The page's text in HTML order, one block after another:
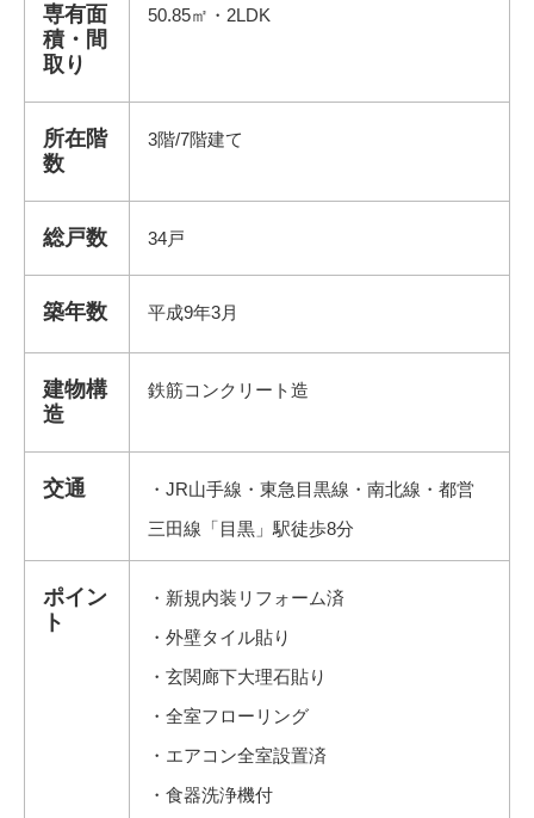
専有面
積・間
取り
50.85㎡・2LDK
所在階
数
3階/7階建て
総戸数 34戸
築年数 平成9年3月
建物構
造
鉄筋コンクリート造
交通
・JR山手線・東急目黒線・南北線・都営
三田線「目黒」駅徒歩8分
ポイン
ト
・新規内装リフォーム済
・外壁タイル貼り
・玄関廊下大理石貼り
・全室フローリング
・エアコン全室設置済
・食器洗浄機付